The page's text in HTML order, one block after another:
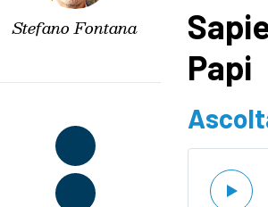
Stefano Fontana
Papi